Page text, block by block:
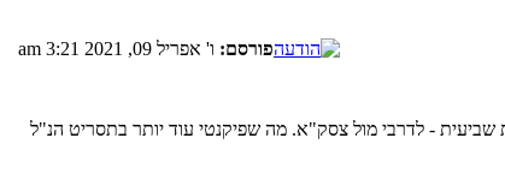
פורסם: ו' אפריל 09, 2021 3:21 am
שביעית - לדרבי מול צסק"א. מה שפיקנטי עוד יותר בתסריט הנ"ל